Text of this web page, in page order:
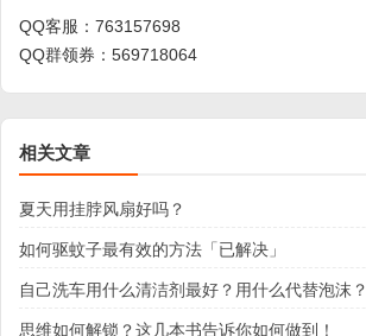
QQ客服： 763157698
QQ群领券： 569718064
相关文章
夏天用挂脖风扇好吗？
如何驱蚊子最有效的方法「已解决」
自己洗车用什么清洁剂最好？用什么代替泡沫？
思维如何解锁？这几本书告诉你如何做到！